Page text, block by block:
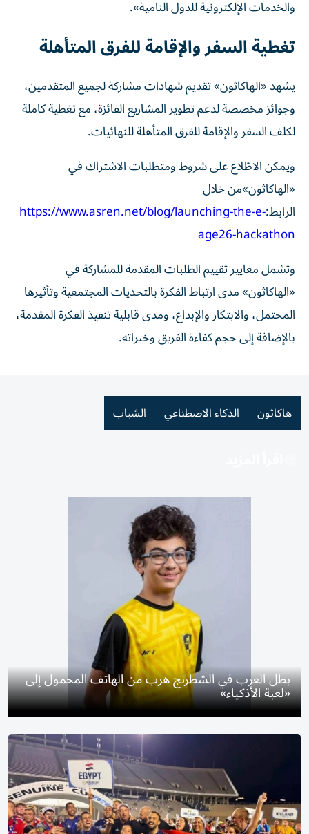
والخدمات الإلكترونية للدول النامية».
تغطية السفر والإقامة للفرق المتأهلة
يشهد «الهاكاثون» تقديم شهادات مشاركة لجميع المتقدمين،
وجوائز مخصصة لدعم تطوير المشاريع الفائزة، مع تغطية كاملة
لكلف السفر والإقامة للفرق المتأهلة للنهائيات.
ويمكن الاطّلاع على شروط ومتطلبات الاشتراك في
«الهاكاثون»من خلال
الرابط:https://www.asren.net/blog/launching-the-e-
age26-hackathon
وتشمل معايير تقييم الطلبات المقدمة للمشاركة في
«الهاكاثون» مدى ارتباط الفكرة بالتحديات المجتمعية وتأثيرها
المحتمل، والابتكار والإبداع، ومدى قابلية تنفيذ الفكرة المقدمة،
بالإضافة إلى حجم كفاءة الفريق وخبراته.
هاكاثون الذكاء الاصطناعي الشباب
بطل العرب في الشطرنج هرب من الهاتف المحمول إلى
«لعبة الأذكياء»